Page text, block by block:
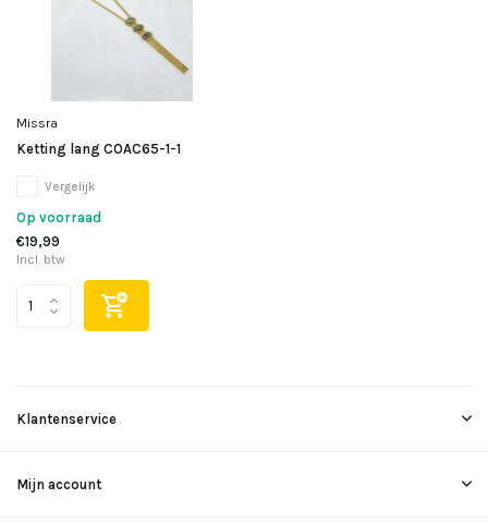
Missra
Ketting lang COAC65-1-1
Vergelijk
Op voorraad
€19,99
Incl. btw
Klantenservice
Mijn account